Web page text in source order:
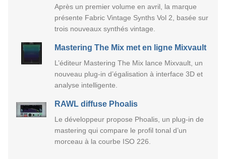
Après un premier volume en avril, la marque
présente Fabric Vintage Synths Vol 2, basée sur
trois nouveaux synthés vintage.
Mastering The Mix met en ligne Mixvault
L’éditeur Mastering The Mix lance Mixvault, un
nouveau plug-in d’égalisation à interface 3D et
analyse intelligente.
RAWL diffuse Phoalis
Le développeur propose Phoalis, un plug-in de
mastering qui compare le profil tonal d’un
morceau à la courbe ISO 226.